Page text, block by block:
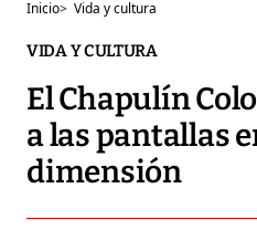
Inicio> Vida y cultura
VIDA Y CULTURA
El Chapulín
a las pantallas
dimensión